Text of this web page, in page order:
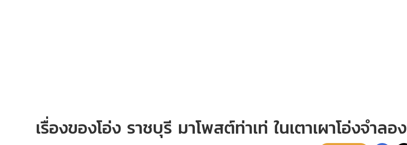
เรื่องของโอ่ง ราชบุรี มาโพสต์ท่าเท่ ในเตาเผาโอ่งจำลอง